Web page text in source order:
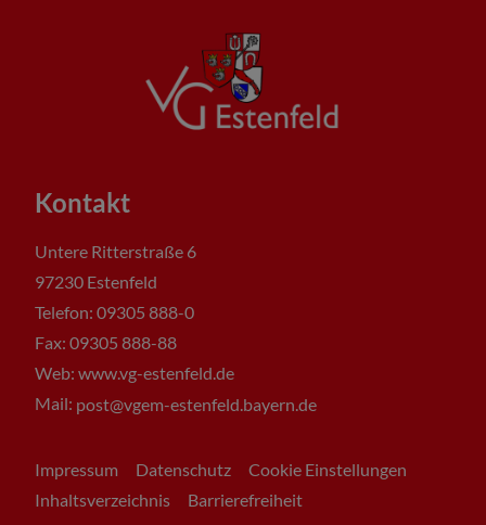
Kontakt
Untere Ritterstraße 6
97230 Estenfeld
Telefon: 09305 888-0
Fax: 09305 888-88
Web: www.vg-estenfeld.de
Mail: post@vgem-estenfeld.bayern.de
Impressum Datenschutz
Cookie Einstellungen
Inhaltsverzeichnis
Barrierefreiheit